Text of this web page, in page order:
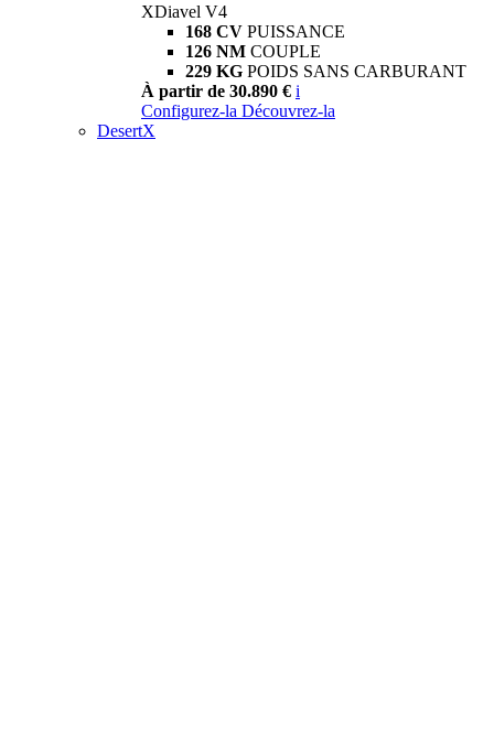
XDiavel V4
168 CV PUISSANCE
126 NM COUPLE
229 KG POIDS SANS CARBURANT
À partir de 30.890 € i
Configurez-la Découvrez-la
DesertX